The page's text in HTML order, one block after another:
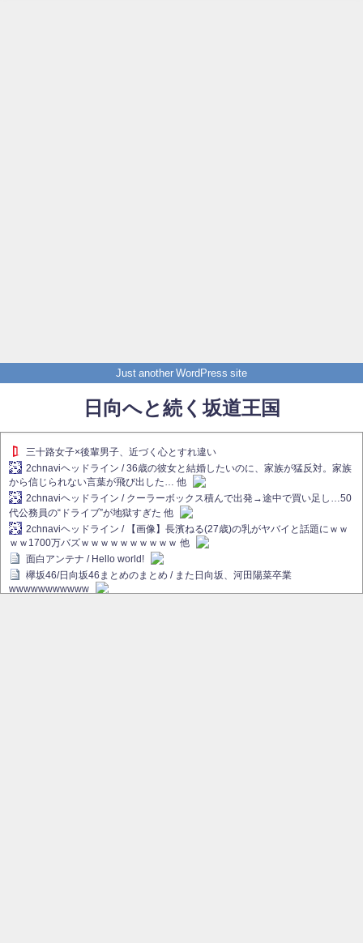
Just another WordPress site
日向へと続く坂道王国
三十路女子×後輩男子、近づく心とすれ違い
2chnaviヘッドライン / 36歳の彼女と結婚したいのに、家族が猛反対。家族
から信じられない言葉が飛び出した… 他
2chnaviヘッドライン / クーラーボックス積んで出発→途中で買い足し…50
代公務員の“ドライブ”が地獄すぎた 他
2chnaviヘッドライン / 【画像】長濱ねる(27歳)の乳がヤバイと話題にｗｗ
ｗｗ1700万バズｗｗｗｗｗｗｗｗｗｗ 他
面白アンテナ / Hello world!
欅坂46/日向坂46まとめのまとめ / また日向坂、河田陽菜卒業
wwwwwwwwwww